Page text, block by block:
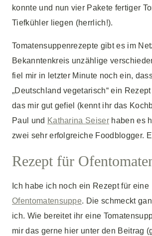
konnte und nun vier Pakete fertiger
Tiefkühler liegen (herrlich!).
Tomatensuppenrezepte gibt es im
Bekanntenkreis unzählige
fiel mir in letzter Minute noch ein,
„Deutschland vegetarisch“ ein
das mir gut gefiel (kennt ihr das
Paul und Katharina Seiser haben es
zwei sehr erfolgreiche Foodblogger.
Rezept für
Ich habe ich noch ein Rezept für eine
Ofentomatensuppe. Die schmeckt
ich. Wie bereitet ihr eine
mir das gerne hier unter den Beitrag